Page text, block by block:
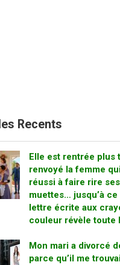
Recents
Elle est rentrée plus
renvoyé la femme
réussi à faire rire
muettes… jusqu’à ce
lettre écrite aux
couleur révèle toute
Mon mari a divorcé
parce qu’il me